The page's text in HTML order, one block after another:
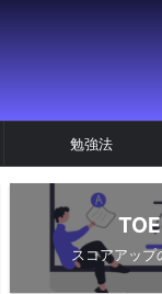
勉強法
スコアアップ